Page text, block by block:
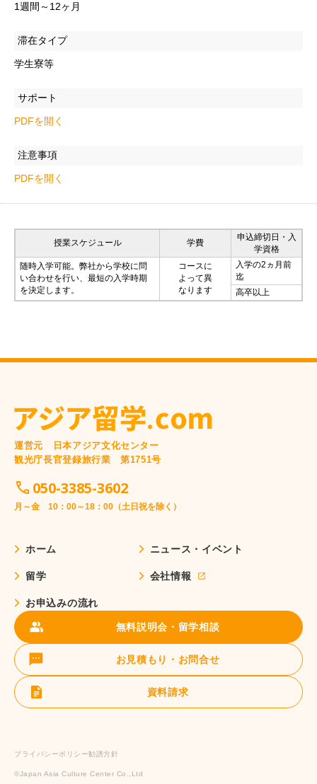
1週間～12ヶ月
滞在タイプ
学生寮等
サポート
PDFを開く
注意事項
PDFを開く
授業スケジュール 学費
申込締切日・入
学資格
随時入学可能。弊社から学校に問
い合わせを行い、最短の入学時期
を決定します。
コースに
よって異
なります
入学の2ヵ月前
迄
高卒以上
運営元 日本アジア文化センター
観光庁長官登録旅行業 第1751号
050-3385-3602
月～金 10：00～18：00（土日祝を除く）
プライバシーポリシー勧誘方針
©️Japan Asia Culture Center Co.,Ltd
ホーム
留学
お申込みの流れ
ニュース・イベント
会社情報
無料説明会・留学相談
お見積もり・お問合せ
資料請求